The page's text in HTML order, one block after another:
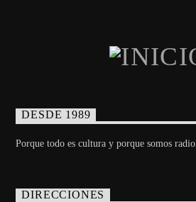
DESDE 1989
Porque todo es cultura y porque somos radio.
DIRECCIONES